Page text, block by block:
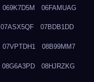
069K7D5M 06FAMUAG
07ASX5QF 07BDB1DD
07VPTDH1 08B99MM7
08G6A3PD 08HJRZKG